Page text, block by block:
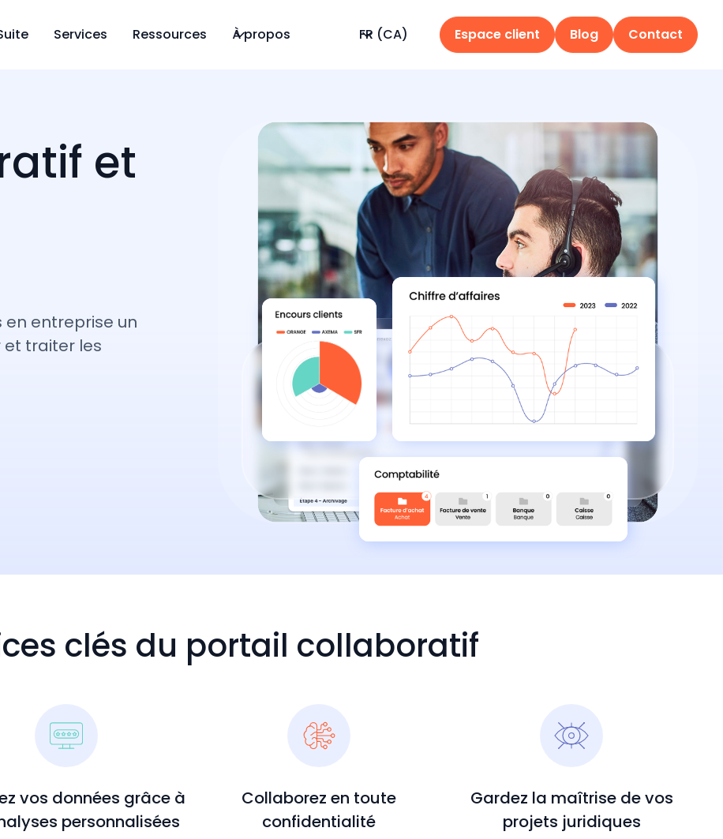
Services Ressources À propos FR (CA) Espace client Blog Contact
et
en entreprise un
traiter les
clés du portail collaboratif
vos données grâce à
personnalisées
Collaborez en toute
confidentialité
Gardez la maîtrise de vos
projets juridiques